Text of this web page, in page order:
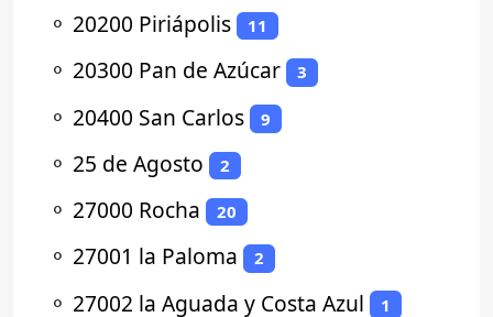
⚬ 20200 Piriápolis 11
⚬ 20300 Pan de Azúcar 3
⚬ 20400 San Carlos 9
⚬ 25 de Agosto 2
⚬ 27000 Rocha 20
⚬ 27001 la Paloma 2
⚬ 27002 la Aguada y Costa Azul 1